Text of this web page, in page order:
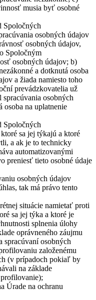
musia byť osobné
Spoločných
osobných údajov
osobných údajov,
Spoločným
osobných údajov; b)
a dotknutá osoba
a žiada namiesto toho
prevádzkovatelia už
spracúvania osobných
osoba na uplatnenie
Spoločných
sa jej týkajú a ktoré
a ak je to technicky
automatizovanými
preniesť tieto osobné údaje
osobných údajov
tak má právo tento
situácie namietať proti
sa jej týka a ktoré je
splnenia úlohy
oprávneného záujmu
spracúvaní osobných
založenému
(v prípadoch pokiaľ by
na základe
Úrade na ochranu